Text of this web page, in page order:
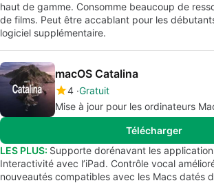
haut de gamme. Consomme beaucoup de
de films. Peut être accablant pour les
logiciel supplémentaire.
macOS Catalina
4 Gratuit
Mise à jour pour les ordinateurs
Télécharger
LES PLUS: Supporte dorénavant les
Interactivité avec l’iPad. Contrôle vocal
nouveautés compatibles avec les Macs datés